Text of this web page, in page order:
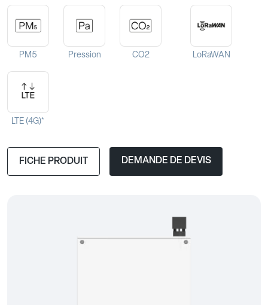
PM5 Pression CO2 LoRaWAN
LTE (4G)*
FICHE PRODUIT DEMANDE DE DEVIS